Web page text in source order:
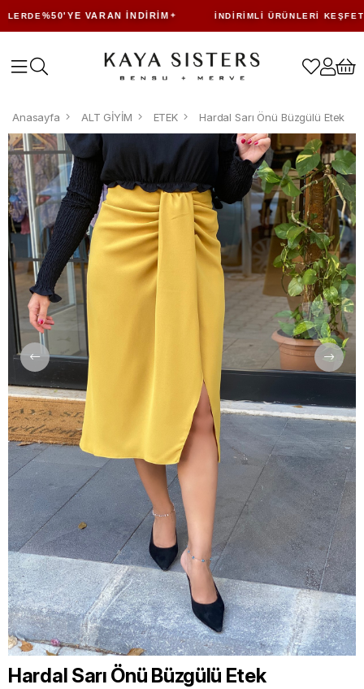
%50'YE VARAN İNDIRIM İNDIRIMLI ÜRÜNLERI KEŞFET
Anasayfa ALT GİYİM ETEK Hardal Sarı Önü Büzgülü Etek
Hardal Sarı Önü Büzgülü Etek